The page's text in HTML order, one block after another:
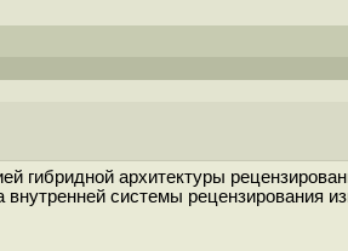
гибридной архитектуры
системы рецензирования